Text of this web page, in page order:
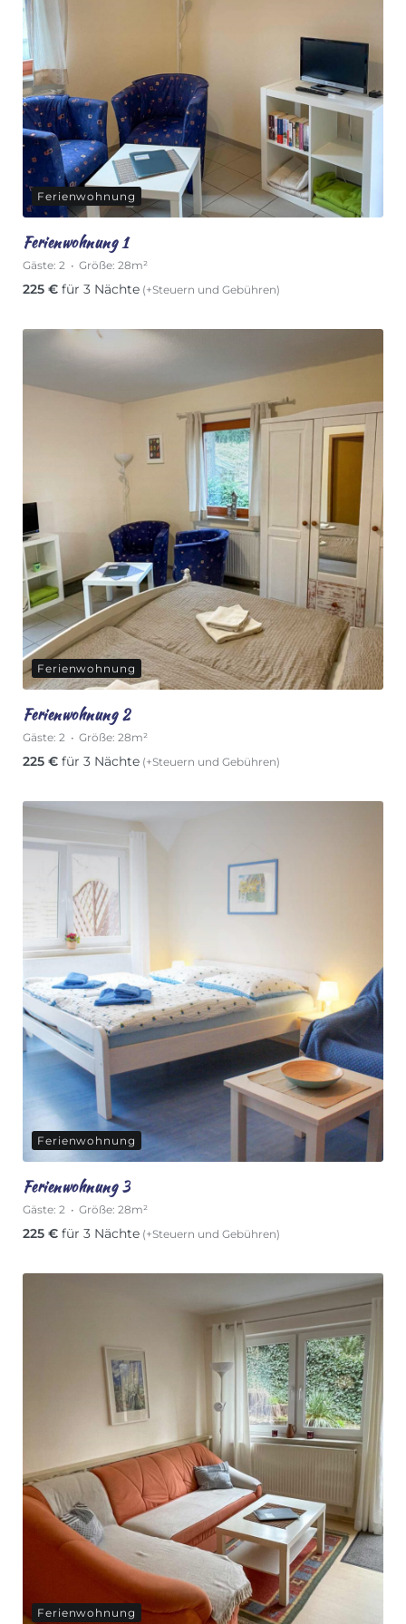
Ferienwohnung
Ferienwohnung 1
Gäste: 2 Größe: 28m²
225 € für 3 Nächte (+Steuern und Gebühren)
Ferienwohnung
Ferienwohnung 2
Gäste: 2 Größe: 28m²
225 € für 3 Nächte (+Steuern und Gebühren)
Ferienwohnung
Ferienwohnung 3
Gäste: 2 Größe: 28m²
225 € für 3 Nächte (+Steuern und Gebühren)
Ferienwohnung